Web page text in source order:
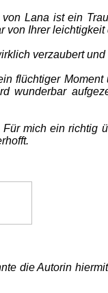
Lana ist ein
Ihrer
verzaubert
flüchtiger
mich ein richtig
die Autorin